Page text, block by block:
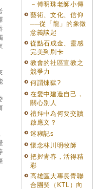
－傅明珠老師小傳
藝術、文化、信仰
──從「龍」的象徵
意義談起
從點石成金、靈感
完美到刷卡
教會的社區宣教之
競爭力
何謂煉獄?
在愛中建造自己，
關心別人
禮拜中為何要交讀
啟應文？
迷糊記s
懷念林川明牧師
把握青春，活得精
彩
高雄區大專長青聯
合團契（KTL）向